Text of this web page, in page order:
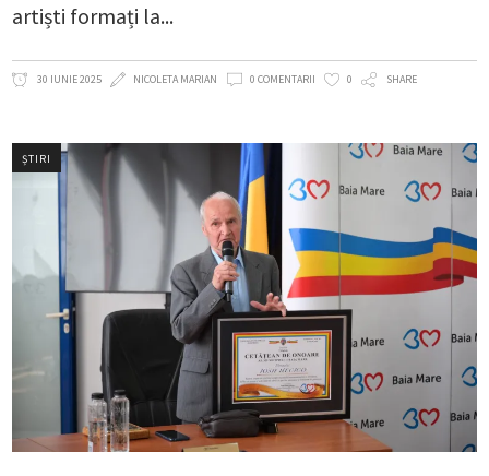
artiști formați la
30 IUNIE 2025 NICOLETA MARIAN 0 COMENTARII 0 SHARE
ȘTIRI